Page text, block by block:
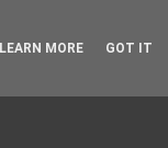
LEARN MORE GOT IT